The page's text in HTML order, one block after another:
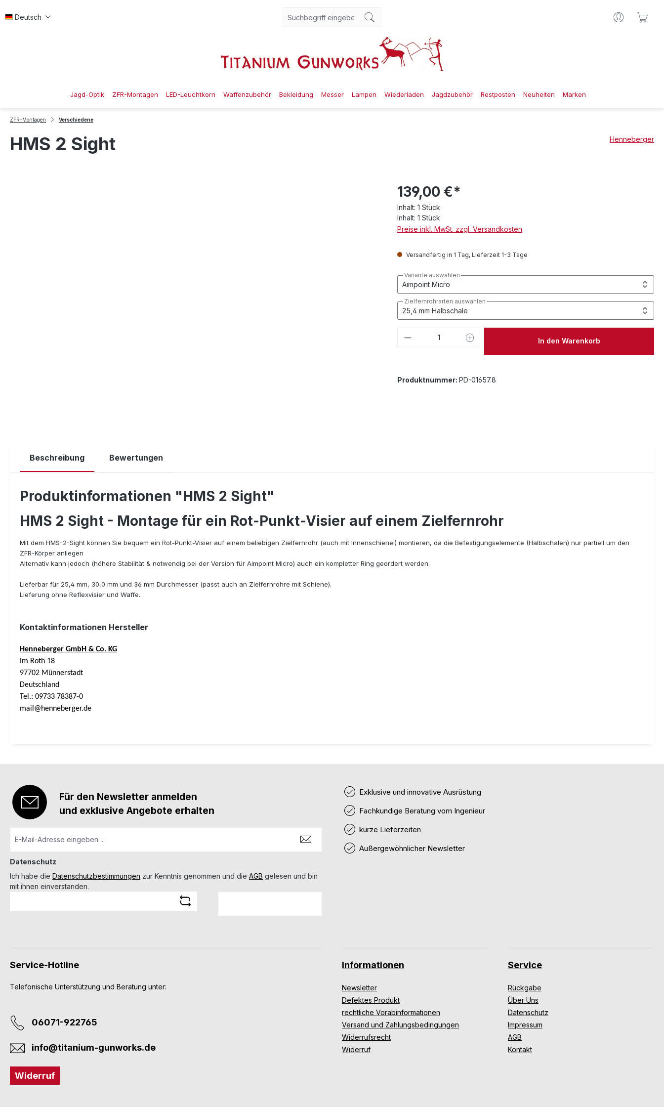
Deutsch
Jagd-Optik ZFR-Montagen LED-Leuchtkorn Waffenzubehör Bekleidung Messer Lampen Wiederladen Jagdzubehör Restposten Neuheiten Marken
ZFR-Montagen Verschiedene
HMS 2 Sight Henneberger
139,00 €*
Inhalt: 1 Stück
Inhalt: 1 Stück
Preise inkl. MwSt. zzgl. Versandkosten
Versandfertig in 1 Tag, Lieferzeit 1-3 Tage
Variante auswählen
Zielfernrohrarten auswählen
Produkt Anzahl: Gib den gewünschten Wert
In den Warenkorb
Produktnummer: PD-01657.8
Beschreibung Bewertungen
Produktinformationen "HMS 2 Sight"
HMS 2 Sight - Montage für ein Rot-Punkt-Visier auf einem Zielfernrohr
Mit dem HMS-2-Sight können Sie bequem ein Rot-Punkt-Visier auf einem beliebigen Zielfernrohr (auch mit Innenschiene!) montieren, da die Befestigungselemente (Halbschalen) nur partiell um den
ZFR-Körper anliegen
Alternativ kann jedoch (höhere Stabilität & notwendig bei der Version für Aimpoint Micro) auch ein kompletter Ring geordert werden.
Lieferbar für 25,4 mm, 30,0 mm und 36 mm Durchmesser (passt auch an Zielfernrohre mit Schiene).
Lieferung ohne Reflexvisier und Waffe.
Kontaktinformationen Hersteller
Henneberger GmbH & Co. KG
Im Roth 18
97702 Münnerstadt
Deutschland
Tel.: 09733 78387-0
mail@henneberger.de
Für den Newsletter anmelden
und exklusive Angebote erhalten
Datenschutz
Ich habe die Datenschutzbestimmungen zur Kenntnis genommen und die AGB gelesen und bin
mit ihnen einverstanden.
Exklusive und innovative Ausrüstung
Fachkundige Beratung vom Ingenieur
kurze Lieferzeiten
Außergewöhnlicher Newsletter
Service-Hotline
Telefonische Unterstützung und Beratung unter:
06071-922765
info@titanium-gunworks.de
Widerruf
Informationen
Newsletter
Defektes Produkt
rechtliche Vorabinformationen
Versand und Zahlungsbedingungen
Widerrufsrecht
Widerruf
Service
Rückgabe
Über Uns
Datenschutz
Impressum
AGB
Kontakt